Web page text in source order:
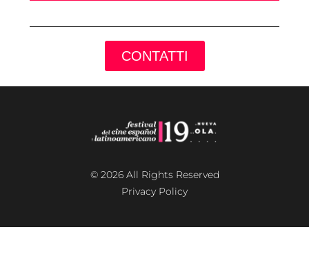
CONTATTI
© 2026 All Rights Reserved
Privacy Policy